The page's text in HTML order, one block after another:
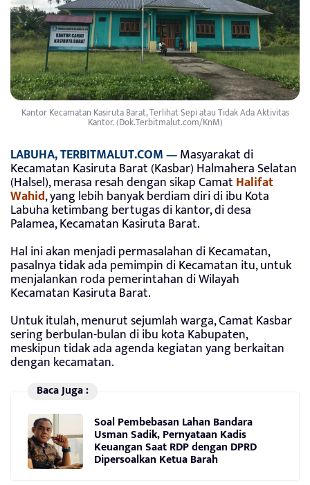
Kantor Kecamatan Kasiruta Barat, Terlihat Sepi atau Tidak Ada Aktivitas
Kantor. (Dok.Terbitmalut.com/KnM)
LABUHA, TERBITMALUT.COM —Masyarakat di
Kecamatan Kasiruta Barat (Kasbar) Halmahera Selatan
(Halsel), merasa resah dengan sikap Camat Halifat
Wahid, yang lebih banyak berdiam diri di ibu Kota
Labuha ketimbang bertugas di kantor, di desa
Palamea, Kecamatan Kasiruta Barat.
Hal ini akan menjadi permasalahan di Kecamatan,
pasalnya tidak ada pemimpin di Kecamatan itu, untuk
menjalankan roda pemerintahan di Wilayah
Kecamatan Kasiruta Barat.
Untuk itulah, menurut sejumlah warga, Camat Kasbar
sering berbulan-bulan di ibu kota Kabupaten,
meskipun tidak ada agenda kegiatan yang berkaitan
dengan kecamatan.
Baca Juga :
Soal Pembebasan Lahan Bandara
Usman Sadik, Pernyataan Kadis
Keuangan Saat RDP dengan DPRD
Dipersoalkan Ketua Barah